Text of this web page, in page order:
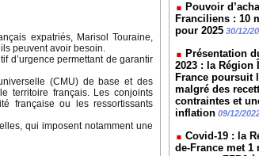
expatriés, Marisol Touraine,
peuvent avoir besoin.
d’urgence permettant de garantir
(CMU) de base et des
territoire français. Les conjoints
française ou les ressortissants
qui imposent notamment une
Pouvoir
Franciliens : 10
pour 2025 30/12/
Présentation
2023 : la Région
France poursuit
malgré des
contraintes et
inflation 09/12/
Covid-19 : la
de-France met